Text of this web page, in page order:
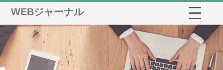
WEBジャーナル